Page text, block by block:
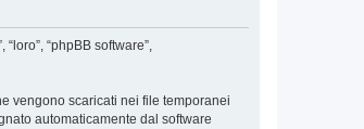
“phpBB software”,
vengono scaricati nei file temporanei
automaticamente dal software